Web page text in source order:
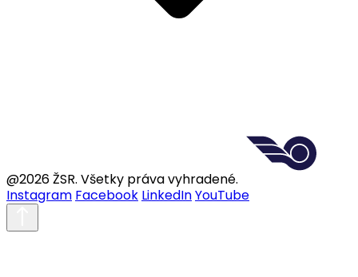
@2026 ŽSR. Všetky práva vyhradené.
Instagram Facebook LinkedInYouTube